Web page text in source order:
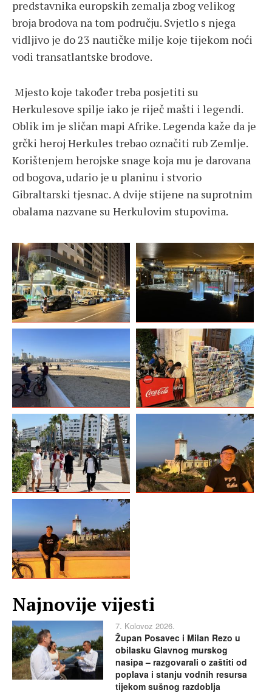
predstavnika europskih zemalja zbog velikog
broja brodova na tom području. Svjetlo s njega
vidljivo je do 23 nautičke milje koje tijekom noći
vodi transatlantske brodove.
Mjesto koje također treba posjetiti su
Herkulesove spilje iako je riječ mašti i legendi.
Oblik im je sličan mapi Afrike. Legenda kaže da je
grčki heroj Herkules trebao označiti rub Zemlje.
Korištenjem herojske snage koja mu je darovana
od bogova, udario je u planinu i stvorio
Gibraltarski tjesnac. A dvije stijene na suprotnim
obalama nazvane su Herkulovim stupovima.
Najnovije vijesti
7. Kolovoz 2026.
Župan Posavec i Milan Rezo u
obilasku Glavnog murskog
nasipa – razgovarali o zaštiti od
poplava i stanju vodnih resursa
tijekom sušnog razdoblja